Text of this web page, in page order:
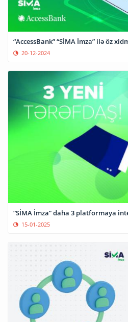
“AccessBank” “SİMA İmza” ilə öz
20-12-2024
“SİMA İmza” daha 3 platformaya
15-01-2025